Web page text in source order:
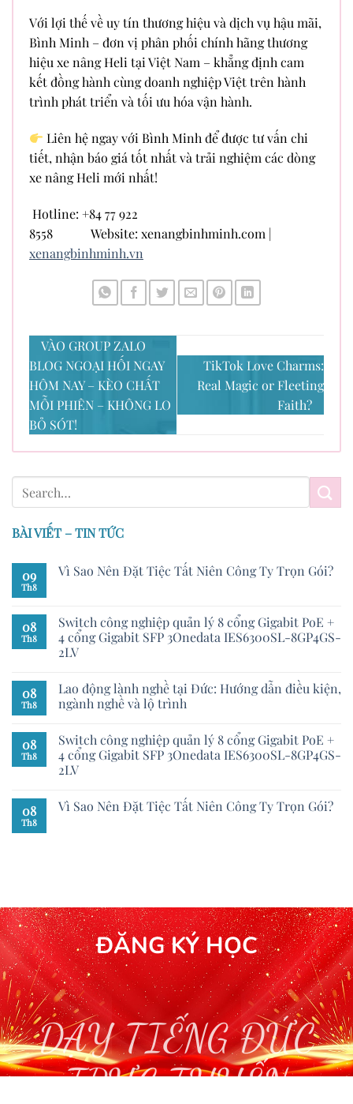
Với lợi thế về uy tín thương hiệu và dịch vụ hậu mãi,
Bình Minh – đơn vị phân phối chính hãng thương
hiệu xe nâng Heli tại Việt Nam – khẳng định cam
kết đồng hành cùng doanh nghiệp Việt trên hành
trình phát triển và tối ưu hóa vận hành.
Liên hệ ngay với Bình Minh để được tư vấn chi
tiết, nhận báo giá tốt nhất và trải nghiệm các dòng
xe nâng Heli mới nhất!
Hotline: +84 77 922
8558 Website: xenangbinhminh.com |
xenangbinhminh.vn
VÀO GROUP ZALO
BLOG NGOẠI HỐI NGAY
HÔM NAY – KÈO CHẤT
MỖI PHIÊN – KHÔNG LO
BỎ SÓT!
TikTok Love Charms:
Real Magic or Fleeting
Faith?
BÀI VIẾT – TIN TỨC
09
Th8
Vì Sao Nên Đặt Tiệc Tất Niên Công Ty Trọn Gói?
08
Th8
Switch công nghiệp quản lý 8 cổng Gigabit PoE +
4 cổng Gigabit SFP 3Onedata IES6300SL-8GP4GS-
2LV
08
Th8
Lao động lành nghề tại Đức: Hướng dẫn điều kiện,
ngành nghề và lộ trình
08
Th8
Switch công nghiệp quản lý 8 cổng Gigabit PoE +
4 cổng Gigabit SFP 3Onedata IES6300SL-8GP4GS-
2LV
08
Th8
Vì Sao Nên Đặt Tiệc Tất Niên Công Ty Trọn Gói?
ĐĂNG KÝ HỌC
DẠY TIẾNG ĐỨC
TRỰC TUYẾN